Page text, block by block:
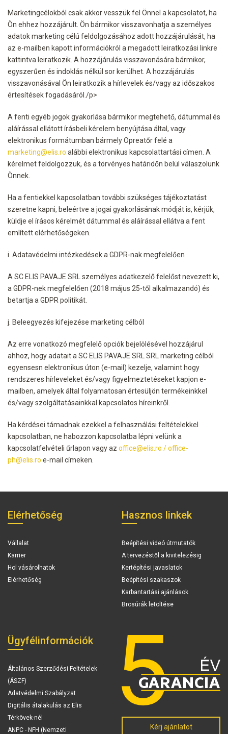
Marketingcélokból csak akkor vesszük fel Önnel a kapcsolatot, ha
Ön ehhez hozzájárult. Ön bármikor visszavonhatja a személyes
adatok marketing célú feldolgozásához adott hozzájárulását, ha
az e-mailben kapott információkról a megadott leiratkozási linkre
kattintva leiratkozik. A hozzájárulás visszavonására bármikor,
egyszerűen és indoklás nélkül sor kerülhet. A hozzájárulás
visszavonásával Ön leiratkozik a hírlevelek és/vagy az időszakos
értesítések fogadásáról./p>
A fenti egyéb jogok gyakorlása bármikor megtehető, dátummal és
aláírással ellátott írásbeli kérelem benyújtása által, vagy
elektronikus formátumban bármely Opreatőr felé a
marketing@elis.ro alábbi elektronikus kapcsolattartási címen. A
kérelmet feldolgozzuk, és a törvényes határidőn belül válaszolunk
Önnek.
Ha a fentiekkel kapcsolatban további szükséges tájékoztatást
szeretne kapni, beleértve a jogai gyakorlásának módját is, kérjük,
küldje el írásos kérelmét dátummal és aláírással ellátva a fent
említett elérhetőségeken.
i. Adatavédelmi intézkedések a GDPR-nak megfelelően
A SC ELIS PAVAJE SRL személyes adatkezelő felelőst nevezett ki,
a GDPR-nek megfelelően (2018 május 25-től alkalmazandó) és
betartja a GDPR politikát.
j. Beleegyezés kifejezése marketing célból
Az erre vonatkozó megfelelő opciók bejelölésével hozzájárul
ahhoz, hogy adatait a SC ELIS PAVAJE SRL SRL marketing célból
egyensesn elektronikus úton (e-mail) kezelje, valamint hogy
rendszeres hírleveleket és/vagy figyelmeztetéseket kapjon e-
mailben, amelyek által folyamatosan értesüljön termékeinkkel
és/vagy szolgáltatásainkkal kapcsolatos híreinkről.
Ha kérdései támadnak ezekkel a felhasználási feltételekkel
kapcsolatban, ne habozzon kapcsolatba lépni velünk a
kapcsolatfelvételi űrlapon vagy az office@elis.ro /office-
ph@elis.ro e-mail címeken.
Elérhetőség
Vállalat
Karrier
Hol vásárolhatok
Elérhetőség
Hasznos linkek
Beépítési videó útmutatók
A tervezéstől a kivitelezésig
Kertépítési javaslatok
Beépítési szakaszok
Karbantartási ajánlások
Brosúrák letöltése
Ügyfélinformációk
Általános Szerződési Feltételek
(ÁSZF)
Adatvédelmi Szabályzat
Digitális átalakulás az Elis
Térkövek-nél
ANPC - NFH (Nemzeti
Kérj ajánlatot